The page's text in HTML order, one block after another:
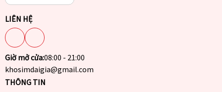
LIÊN HỆ
Giờ mở cửa:08:00 - 21:00
khosimdaigia@gmail.com
THÔNG TIN